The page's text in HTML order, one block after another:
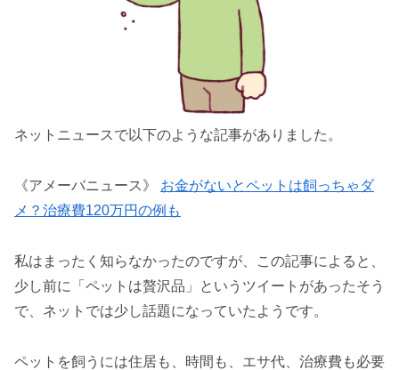
ネットニュースで以下のような記事がありました。
《アメーバニュース》 お金がないとペットは飼っちゃダ
メ？治療費120万円の例も
私はまったく知らなかったのですが、この記事によると、
少し前に「ペットは贅沢品」というツイートがあったそう
で、ネットでは少し話題になっていたようです。
ペットを飼うには住居も、時間も、エサ代、治療費も必要